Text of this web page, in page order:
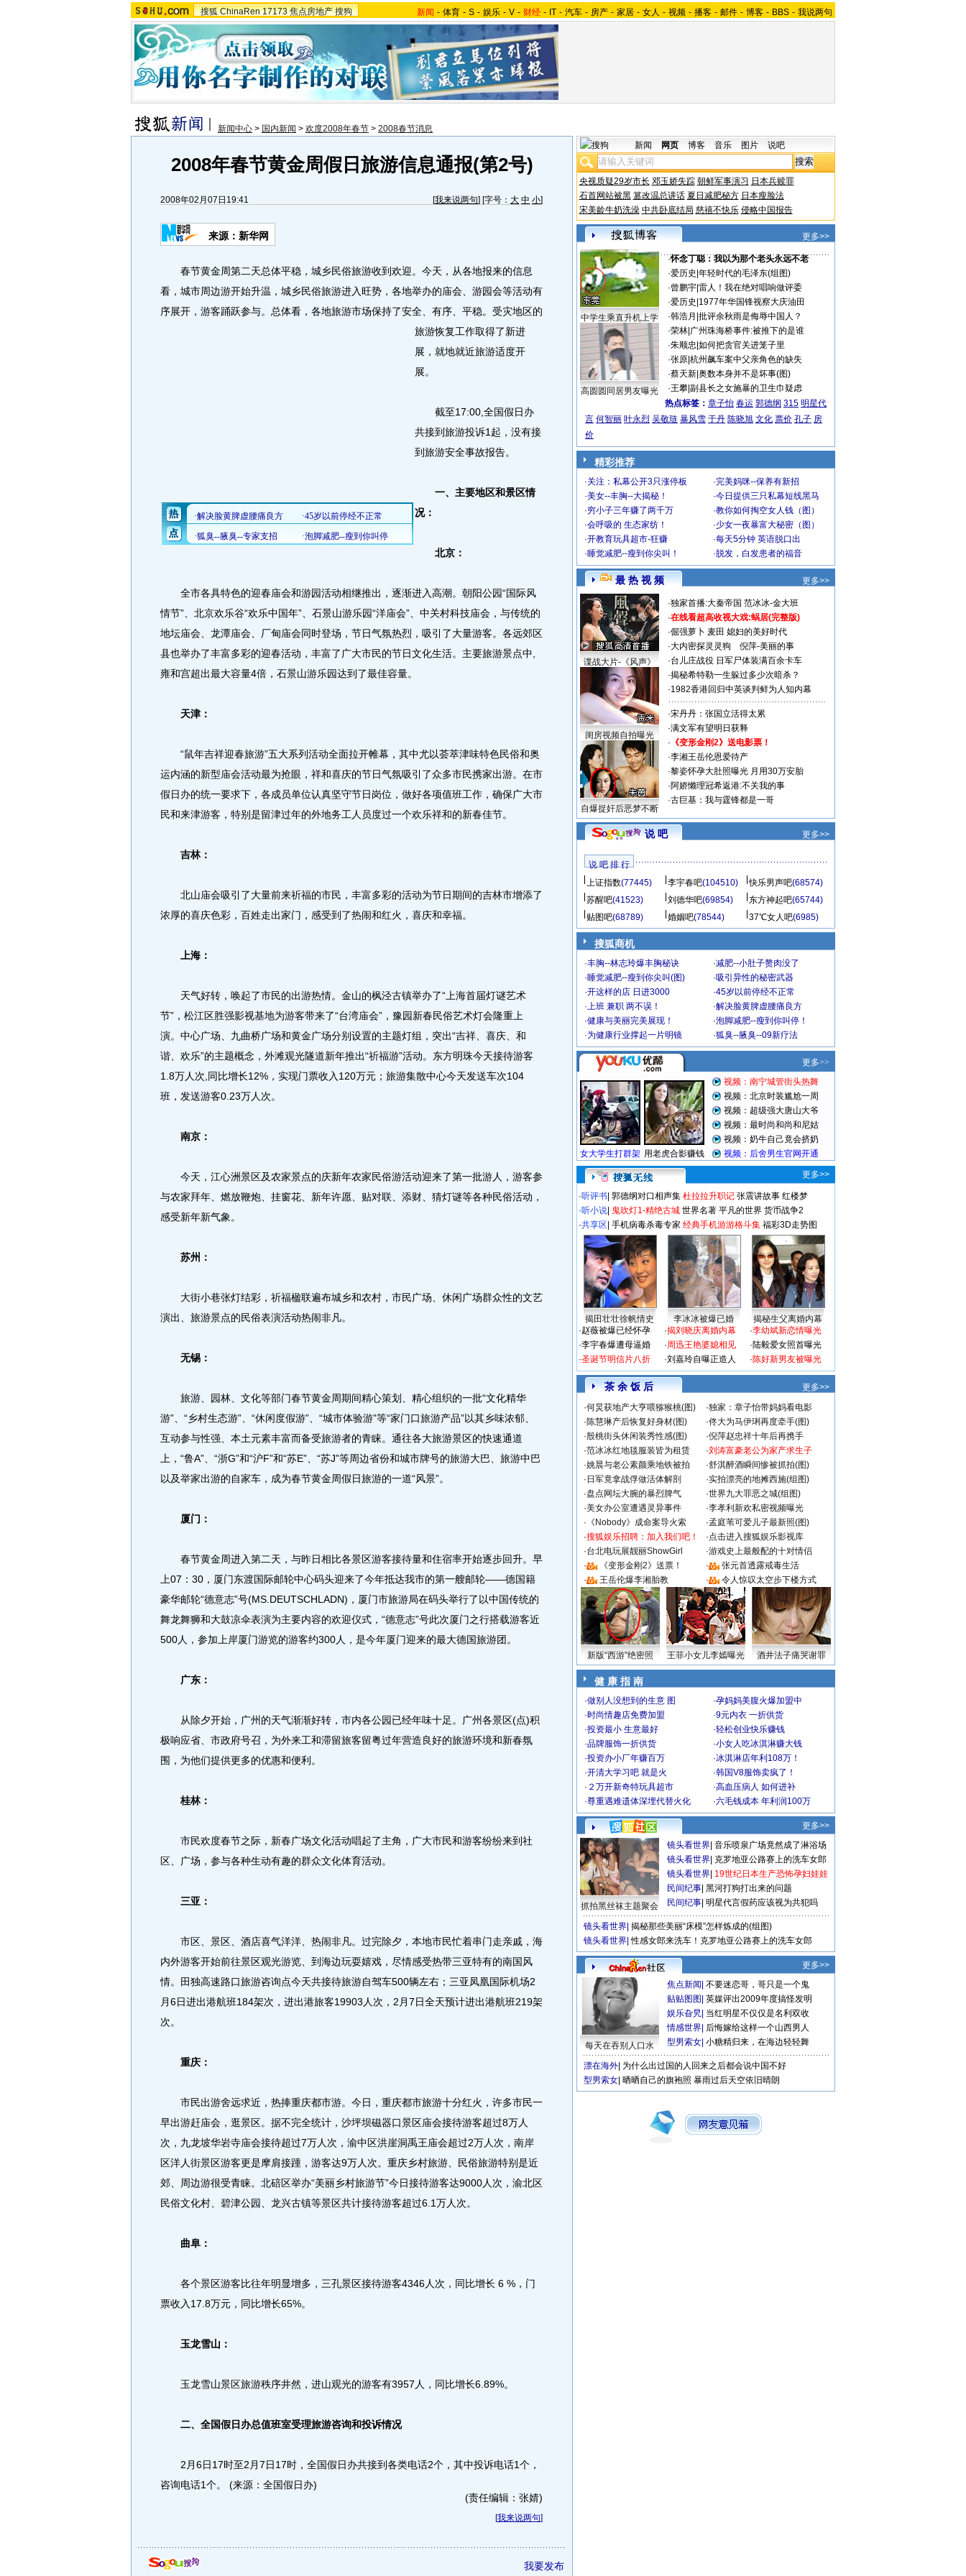
搜狐 ChinaRen 17173 焦点房地产 搜狗 新闻 - 体育 - S - 娱乐 - V - 财经 - IT - 汽车 - 房产 - 家居 - 女人 - 视频 - 播客 - 邮件 - 博客 - BBS - 我说两句
新闻中心 > 国内新闻 > 欢度2008年春节 > 2008春节消息
2008年春节黄金周假日旅游信息通报(第2号)
2008年02月07日19:41 [我来说两句] [字号： 大 中 小]
来源：新华网
春节黄金周第二天总体平稳，城乡民俗旅游收到欢迎。今天，从各地报来的信息
看，城市周边游开始升温，城乡民俗旅游进入旺势，各地举办的庙会、游园会等活动有
序展开，游客踊跃参与。总体看，各地旅游市场保持了安全、有序、平稳。 受灾地区的
旅游恢复工作取得了新进
展，就地就近旅游适度开
展。
截至17:00,全国假日办
共接到旅游投诉1起，没有接
到旅游安全事故报告。
一、主要地区和景区情
况：
北京：
全市各具特色的迎春庙会和游园活动相继推出，逐渐进入高潮。朝阳公园“国际风
情节”、北京欢乐谷“欢乐中国年”、石景山游乐园“洋庙会”、中关村科技庙会，与传统的
地坛庙会、龙潭庙会、厂甸庙会同时登场，节日气氛热烈，吸引了大量游客。各远郊区
县也举办了丰富多彩的迎春活动，丰富了广大市民的节日文化生活。主要旅游景点中,
雍和宫超出最大容量4倍，石景山游乐园达到了最佳容量。
天津：
“鼠年吉祥迎春旅游”五大系列活动全面拉开帷幕，其中尤以荟萃津味特色民俗和奥
运内涵的新型庙会活动最为抢眼，祥和喜庆的节日气氛吸引了众多市民携家出游。在市
假日办的统一要求下，各成员单位认真坚守节日岗位，做好各项值班工作，确保广大市
民和来津游客，特别是留津过年的外地务工人员度过一个欢乐祥和的新春佳节。
吉林：
北山庙会吸引了大量前来祈福的市民，丰富多彩的活动为节日期间的吉林市增添了
浓厚的喜庆色彩，百姓走出家门，感受到了热闹和红火，喜庆和幸福。
上海：
天气好转，唤起了市民的出游热情。金山的枫泾古镇举办了“上海首届灯谜艺术
节”，松江区胜强影视基地为游客带来了“台湾庙会”，豫园新春民俗艺术灯会隆重上
演。中心广场、九曲桥广场和黄金广场分别设置的主题灯组，突出“吉祥、喜庆、和
谐、欢乐”的主题概念，外滩观光隧道新年推出“祈福游”活动。东方明珠今天接待游客
1.8万人次,同比增长12%，实现门票收入120万元；旅游集散中心今天发送车次104
班，发送游客0.23万人次。
南京：
今天，江心洲景区及农家景点的庆新年农家民俗游活动迎来了第一批游人，游客参
与农家拜年、燃放鞭炮、挂窗花、新年许愿、贴对联、添财、猜灯谜等各种民俗活动，
感受新年新气象。
苏州：
大街小巷张灯结彩，祈福楹联遍布城乡和农村，市民广场、休闲广场群众性的文艺
演出、旅游景点的民俗表演活动热闹非凡。
无锡：
旅游、园林、文化等部门春节黄金周期间精心策划、精心组织的一批“文化精华
游”、“乡村生态游”、“休闲度假游”、“城市体验游”等“家门口旅游产品”以其乡味浓郁、
互动参与性强、本土元素丰富而备受旅游者的青睐。通往各大旅游景区的快速通道
上，“鲁A”、“浙G”和“沪F”和“苏E”、“苏J”等周边省份和城市牌号的旅游大巴、旅游中巴
以及举家出游的自家车，成为春节黄金周假日旅游的一道“风景”。
厦门：
春节黄金周进入第二天，与昨日相比各景区游客接待量和住宿率开始逐步回升。早
上07：30，厦门东渡国际邮轮中心码头迎来了今年抵达我市的第一艘邮轮——德国籍
豪华邮轮“德意志”号(MS.DEUTSCHLADN)，厦门市旅游局在码头举行了以中国传统的
舞龙舞狮和大鼓凉伞表演为主要内容的欢迎仪式，“德意志”号此次厦门之行搭载游客近
500人，参加上岸厦门游览的游客约300人，是今年厦门迎来的最大德国旅游团。
广东：
从除夕开始，广州的天气渐渐好转，市内各公园已经年味十足。广州各景区(点)积
极响应省、市政府号召，为外来工和滞留旅客留粤过年营造良好的旅游环境和新春氛
围，为他们提供更多的优惠和便利。
桂林：
市民欢度春节之际，新春广场文化活动唱起了主角，广大市民和游客纷纷来到社
区、广场，参与各种生动有趣的群众文化体育活动。
三亚：
市区、景区、酒店喜气洋洋、热闹非凡。过完除夕，本地市民忙着串门走亲戚，海
内外游客开始前往景区观光游览、到海边玩耍嬉戏，尽情感受热带三亚特有的南国风
情。田独高速路口旅游咨询点今天共接待旅游自驾车500辆左右；三亚凤凰国际机场2
月6日进出港航班184架次，进出港旅客19903人次，2月7日全天预计进出港航班219架
次。
重庆：
市民出游舍远求近，热捧重庆都市游。今日，重庆都市旅游十分红火，许多市民一
早出游赶庙会，逛景区。据不完全统计，沙坪坝磁器口景区庙会接待游客超过8万人
次，九龙坡华岩寺庙会接待超过7万人次，渝中区洪崖洞禹王庙会超过2万人次，南岸
区洋人街景区游客更是摩肩接踵，游客达9万人次。重庆乡村旅游、民俗旅游特别是近
郊、周边游很受青睐。北碚区举办“美丽乡村旅游节”今日接待游客达9000人次，渝北区
民俗文化村、碧津公园、龙兴古镇等景区共计接待游客超过6.1万人次。
曲阜：
各个景区游客比往年明显增多，三孔景区接待游客4346人次，同比增长 6 %，门
票收入17.8万元，同比增长65%。
玉龙雪山：
玉龙雪山景区旅游秩序井然，进山观光的游客有3957人，同比增长6.89%。
二、全国假日办总值班室受理旅游咨询和投诉情况
2月6日17时至2月7日17时，全国假日办共接到各类电话2个，其中投诉电话1个，
咨询电话1个。 (来源：全国假日办)
(责任编辑：张婧)
[我来说两句]
我要发布
新闻 网页 博客 音乐 图片 说吧
央视质疑29岁市长 邓玉娇失踪 朝鲜军事演习 日本兵赎罪
石首网站被黑 篡改温总讲话 夏日减肥秘方 日本瘦脸法
宋美龄牛奶洗澡 中共卧底结局 慈禧不快乐 侵略中国报告
更多>>
中学生乘直升机上学
高圆圆同居男友曝光
·怀念丁聪：我以为那个老头永远不老
·爱历史 年轻时代的毛泽东(组图)
·曾鹏宇| 雷人！我在绝对唱响做评委
·爱历史 1977年华国锋视察大庆油田
·韩浩月 批评余秋雨是侮辱中国人？
·荣林| 广州珠海桥事件:被推下的是谁
·朱顺忠 如何把贪官关进笼子里
·张原| 杭州飙车案中父亲角色的缺失
·蔡天新| 奥数本身并不是坏事(图)
·王攀| 副县长之女施暴的卫生巾疑虑
热点标签： 章子怡 春运 郭德纲 315 明星代
言 何智丽 叶永烈 吴敬琏 暴风雪 于丹 陈晓旭 文化 票价 孔子 房
价
精彩推荐
·关注：私幕公开3只涨停板 ·完美妈咪--保养有新招
·美女--丰胸--大揭秘！ ·今日提供三只私幕短线黑马
·穷小子三年赚了两千万 ·教你如何掏空女人钱（图）
·会呼吸的 生态家纺！ ·少女一夜暴富大秘密（图）
·开教育玩具超市-狂赚 ·每天5分钟 英语脱口出
·睡觉减肥--瘦到你尖叫！ · 脱发，白发患者的福音
最 热 视 频 更多>>
谍战大片-《风声》
闺房视频自拍曝光
自爆捉奸后恶梦不断
·独家首播:大秦帝国 范冰冰-金大班
·在线看超高收视大戏:蜗居(完整版)
·倔强萝卜 麦田 媳妇的美好时代
·大内密探灵灵狗
倪萍-美丽的事
·台儿庄战役 日军尸体装满百余卡车
·揭秘希特勒一生躲过多少次暗杀？
·1982香港回归中英谈判鲜为人知内幕
·宋丹丹：张国立活得太累
·满文军有望明日获释
· 《变形金刚2》送电影票！
·李湘王岳伦恩爱待产
·黎姿怀孕大肚照曝光 月用30万安胎
·阿娇懒理冠希返港:不关我的事
·古巨基：我与霆锋都是一哥
说 吧 更多>>
说 吧 排 行
上证指数(77445) 李宇春吧(104510) 快乐男声吧(68574)
苏醒吧(41523) 刘德华吧(69854) 东方神起吧(65744)
贴图吧(68789) 婚姻吧(78544) 37℃女人吧(6985)
搜狐商机
·丰胸--林志玲爆丰胸秘诀 ·减肥--小肚子赘肉没了
·睡觉减肥--瘦到你尖叫(图) ·吸引异性的秘密武器
·开这样的店 日进3000 ·45岁以前停经不正常
·上班 兼职 两不误！ ·解决脸黄脾虚腰痛良方
·健康与美丽完美展现！ ·泡脚减肥--瘦到你叫停！
·为健康行业撑起一片明镜 ·狐臭--腋臭--09新疗法
更多>>
·听评书 郭德纲对口相声集 杜拉拉升职记 张震讲故事 红楼梦
·听小说 鬼吹灯1-精绝古城 世界名著 平凡的世界 货币战争2
·共享区 手机病毒杀毒专家 经典手机游游格斗集 福彩3D走势图
揭田壮壮徐帆情史 李冰冰被爆已婚
揭秘生父离婚内幕
·赵薇被爆已经怀孕
·李宇春爆遭母逼婚
·圣诞节明信片八折
·揭刘晓庆离婚内幕
·周迅王艳婆媳相见
·刘嘉玲自曝正造人
·李幼斌新恋情曝光
·陆毅爱女照首曝光
·陈好新男友被曝光
茶 余 饭 后
更多>>
·何炅获地产大亨喂猕猴桃(图) ·独家：章子怡带妈妈看电影
·陈慧琳产后恢复好身材(图) ·佟大为马伊琍再度牵手(图)
·殷桃街头休闲装秀性感(图) ·倪萍赵忠祥十年后再携手
·范冰冰红地毯服装皆为租赁 ·刘涛富豪老公为家产求生子
·姚晨与老公素颜乘地铁被拍 ·舒淇醉酒瞬间惨被抓拍(图)
· 日军竟拿战俘做活体解剖 ·实拍漂亮的地摊西施(组图)
·盘点网坛大腕的暴烈脾气 ·世界九大罪恶之城(组图)
·美女办公室遭遇灵异事件 ·李孝利新欢私密视频曝光
· 《Nobody》成命案导火索 ·孟庭苇可爱儿子最新照(图)
·搜狐娱乐招聘：加入我们吧！ ·点击进入搜狐娱乐影视库
·台北电玩展靓丽ShowGirl ·游戏史上最般配的十对情侣
·
《变形金刚2》送票！ ·
张元首透露戒毒生活
·
王岳伦爆李湘胎教 · 令人惊叹太空步下楼方式
新版“西游”绝密照 王菲小女儿李嫣曝光 酒井法子痛哭谢罪
健 康 指 南
·做别人没想到的生意 图 ·孕妈妈美腹火爆加盟中
·时尚情趣店免费加盟 ·9元内衣 一折供货
·投资最小 生意最好 ·轻松创业快乐赚钱
·品牌服饰一折供货 ·小女人吃冰淇淋赚大钱
·投资办小厂年赚百万 ·冰淇淋店年利108万！
·开清大学习吧 就是火 ·韩国V8服饰卖疯了！
· ２万开新奇特玩具超市 ·高血压病人 如何进补
·尊重遇难遗体深埋代替火化 ·六毛钱成本 年利润100万
更多>>
抓拍黑丝袜主题聚会
镜头看世界 音乐喷泉广场竟然成了淋浴场
镜头看世界 克罗地亚公路赛上的洗车女郎
镜头看世界 19世纪日本生产恐怖孕妇娃娃
民间纪事 黑河打狗打出来的问题
民间纪事 明星代言假药应该视为共犯吗
镜头看世界 揭秘那些美丽“床模”怎样炼成的(组图)
镜头看世界 性感女郎来洗车！克罗地亚公路赛上的洗车女郎
更多>>
每天在吞别人口水
焦点新闻 不要迷恋哥，哥只是一个鬼
贴贴图图 英媒评出2009年度搞怪发明
娱乐旮旯 当红明星不仅仅是名利双收
情感世界 后悔嫁给这样一个山西男人
型男索女 小糖精归来，在海边轻轻舞
漂在海外 为什么出过国的人回来之后都会说中国不好
型男索女 晒晒自己的旗袍照 暴雨过后天空依旧晴朗